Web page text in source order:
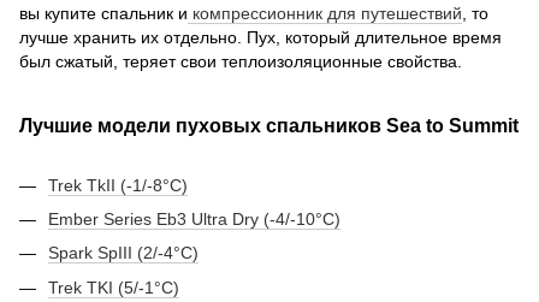
вы купите спальник и компрессионник для путешествий , то
лучше хранить их отдельно. Пух, который длительное время
был сжатый, теряет свои теплоизоляционные свойства.
Лучшие модели пуховых спальников Sea to Summit
Trek TkII (-1/-8°C)
Ember Series Eb3 Ultra Dry (-4/-10°C)
Spark SpIII (2/-4°C)
Trek TKI (5/-1°C)